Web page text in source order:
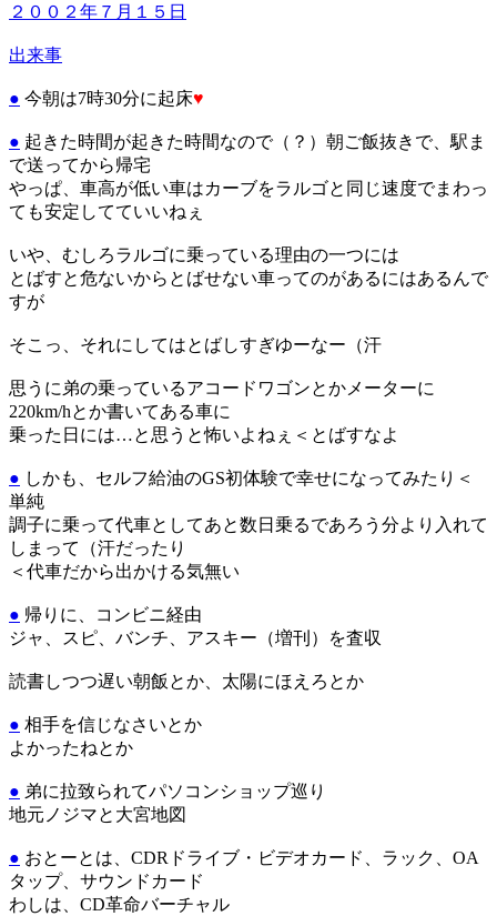
２００２年７月１５日
出来事
● 今朝は7時30分に起床♥
● 起きた時間が起きた時間なので（？）朝ご飯抜きで、駅ま
で送ってから帰宅
やっぱ、車高が低い車はカーブをラルゴと同じ速度でまわっ
ても安定してていいねぇ
いや、むしろラルゴに乗っている理由の一つには
とばすと危ないからとばせない車ってのがあるにはあるんで
すが
そこっ、それにしてはとばしすぎゆーなー（汗
思うに弟の乗っているアコードワゴンとかメーターに
220km/hとか書いてある車に
乗った日には…と思うと怖いよねぇ＜とばすなよ
● しかも、セルフ給油のGS初体験で幸せになってみたり＜
単純
調子に乗って代車としてあと数日乗るであろう分より入れて
しまって（汗だったり
＜代車だから出かける気無い
● 帰りに、コンビニ経由
ジャ、スピ、バンチ、アスキー（増刊）を査収
読書しつつ遅い朝飯とか、太陽にほえろとか
● 相手を信じなさいとか
よかったねとか
● 弟に拉致られてパソコンショップ巡り
地元ノジマと大宮地図
● おとーとは、CDRドライブ・ビデオカード、ラック、OA
タップ、サウンドカード
わしは、CD革命バーチャル